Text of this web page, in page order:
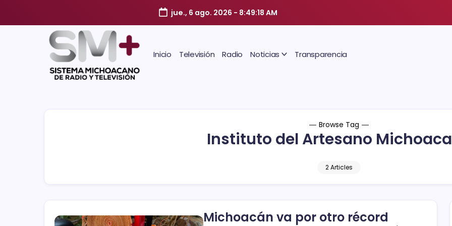
jue., 6 ago. 2026 - 8:49:19 AM
Inicio Televisión Radio Noticias Transparencia
Browse Tag
Instituto del Artesano
2 Articles
Michoacán va por otro récord